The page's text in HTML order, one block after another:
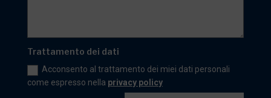
Trattamento dei dati
Acconsento al trattamento dei miei dati personali
come espresso nella privacy policy